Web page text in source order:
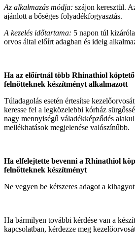
Az alkalmazás módja: szájon keresztül.
ajánlott a bőséges folyadékfogyasztás.
A kezelés időtartama: 5 napon túl
orvos által előírt adagban és ideig
Ha az előírtnál több Rhinathiol
felnőtteknek készítményt alkalmazott
Túladagolás esetén értesítse
keresse fel a legközelebbi kórház
nagy mennyiségű váladékképződés
mellékhatások megjelenése valószínűbb.
Ha elfelejtette bevenni a Rhinathiol
felnőtteknek készítményt
Ne vegyen be kétszeres adagot a
Ha bármilyen további kérdése van a
kapcsolatban, kérdezze meg